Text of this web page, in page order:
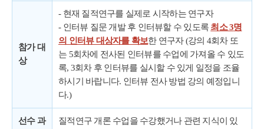
참가 대
상
- 현재 질적연구를 실제로 시작하는 연구자
- 인터뷰 질문 개발 후 인터뷰할 수 있도록 최소3명
의 인터뷰 대상자를 확보한 연구자 (강의 4회차 또
는 5회차에 전사된 인터뷰를 수업에 가져올 수 있도
록, 3회차 후 인터뷰를 실시할 수 있게 일정을 조율
하시기 바랍니다. 인터뷰 전사 방법 강의 예정입니
다.)
선수 과
질적연구 개론 수업을 수강했거나 관련 지식이 있